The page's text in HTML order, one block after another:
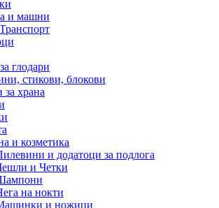
и машни
глодари
стикови, блокови
за храна
и козметика
и додатоци за подлога
и Четки
на нокти
и ножици